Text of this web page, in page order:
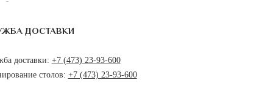
ДОСТАВКИ
доставки: +7 (473) 23-93-600
столов: +7 (473) 23-93-600